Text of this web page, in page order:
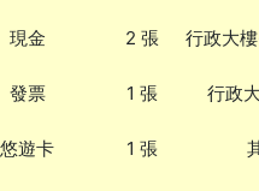
現金 2 張
行政大
發票 1 張 行政
悠遊卡 1 張